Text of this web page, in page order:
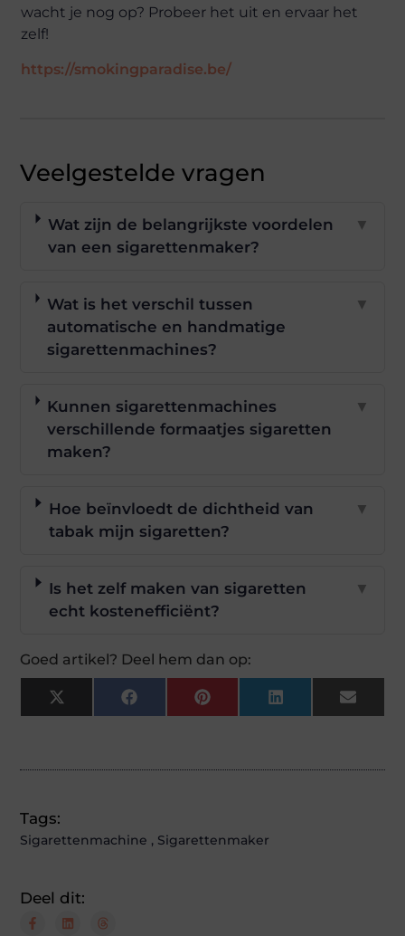
wacht je nog op? Probeer het uit en ervaar het
zelf!
https://smokingparadise.be/
Veelgestelde vragen
Wat zijn de belangrijkste voordelen
van een sigarettenmaker?
▼
Wat is het verschil tussen
automatische en handmatige
sigarettenmachines?
▼
Kunnen sigarettenmachines
verschillende formaatjes sigaretten
maken?
▼
Hoe beïnvloedt de dichtheid van
tabak mijn sigaretten?
▼
Is het zelf maken van sigaretten
echt kostenefficiënt?
▼
Goed artikel? Deel hem dan op:
X
(Twitter)
FacebookPinterestLinkedInEmail
Tags:
Sigarettenmachine , Sigarettenmaker
Deel dit: